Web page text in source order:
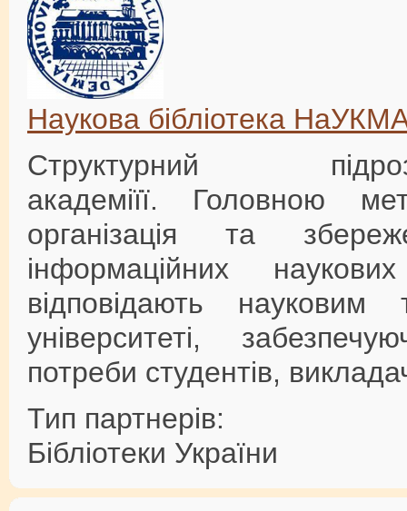
Наукова бібліотека
Структурний
академіїї. Головною
організація та
інформаційних
відповідають
університеті,
потреби студентів,
Тип партнерів:
Бібліотеки України